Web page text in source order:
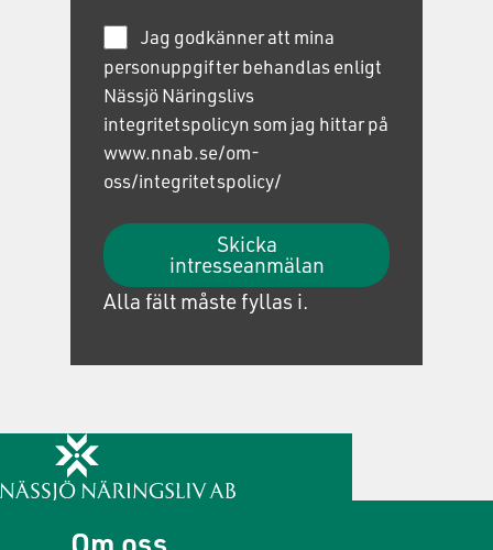
Jag godkänner att mina
personuppgifter behandlas enligt
Nässjö Näringslivs
integritetspolicyn som jag hittar på
www.nnab.se/om-
oss/integritetspolicy/
Skicka
intresseanmälan
Alla fält måste fyllas i.